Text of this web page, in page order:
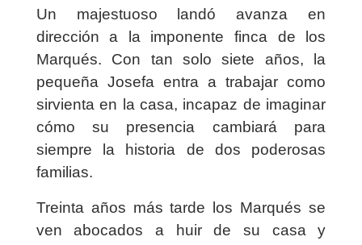
Un majestuoso landó avanza en
dirección a la imponente finca de los
Marqués. Con tan solo siete años, la
pequeña Josefa entra a trabajar como
sirvienta en la casa, incapaz de imaginar
cómo su presencia cambiará para
siempre la historia de dos poderosas
familias.
Treinta años más tarde los Marqués se
ven abocados a huir de su casa y